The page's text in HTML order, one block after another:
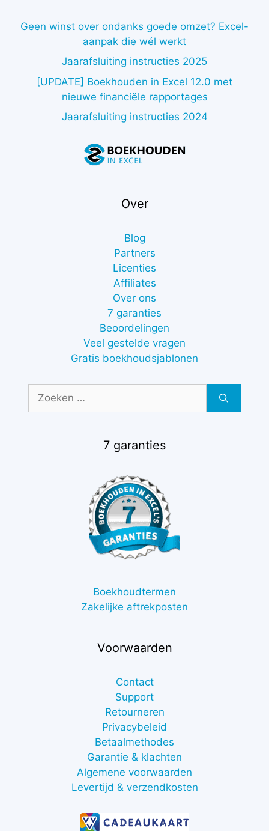
Geen winst over ondanks goede omzet? Excel-
aanpak die wél werkt
Jaarafsluiting instructies 2025
[UPDATE] Boekhouden in Excel 12.0 met
nieuwe financiële rapportages
Jaarafsluiting instructies 2024
Over
Blog
Partners
Licenties
Affiliates
Over ons
7 garanties
Beoordelingen
Veel gestelde vragen
Gratis boekhoudsjablonen
Zoek
7 garanties
Boekhoudtermen
Zakelijke aftrekposten
Voorwaarden
Contact
Support
Retourneren
Privacybeleid
Betaalmethodes
Garantie & klachten
Algemene voorwaarden
Levertijd & verzendkosten